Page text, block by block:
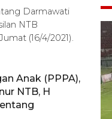
Darmawati
NTB
(16/4/2021).
Anak (PPPA),
NTB, H